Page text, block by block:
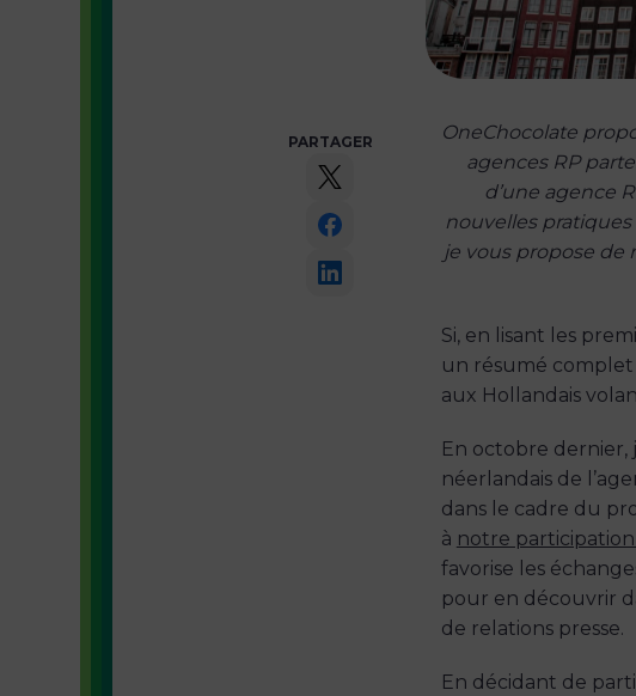
PARTAGER
OneChocolate
agences RP
d’une agence
nouvelles pratiques
je vous propose de
Si, en lisant les
un résumé
aux Hollandais
En octobre dernier,
néerlandais de
dans le cadre du
à notre
favorise les
pour en découvrir
de relations presse.
En décidant de